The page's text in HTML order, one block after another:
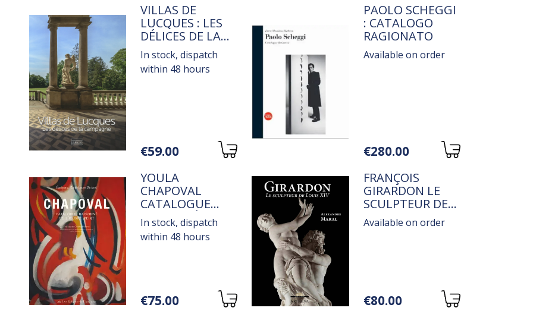
TITRE
VILLAS DE
LUCQUES : LES
DÉLICES DE LA
CAMPAGNE
In stock, dispatch
within 48 hours
Variations
€59.00
TITRE
PAOLO SCHEGGI
: CATALOGO
RAGIONATO
Available on order
Variations
€280.00
TITRE
YOULA
CHAPOVAL
CATALOGUE
RAISONNÉ DE
L'OEUVRE PEINT
In stock, dispatch
within 48 hours
Variations
€75.00
TITRE
FRANÇOIS
GIRARDON LE
SCULPTEUR DE
LOUIS XIV
Available on order
Variations
€80.00